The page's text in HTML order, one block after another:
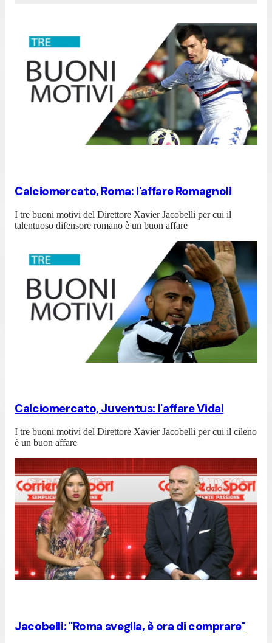
Calciomercato, Roma: l'affare Romagnoli
I tre buoni motivi del Direttore Xavier Jacobelli per cui il
talentuoso difensore romano è un buon affare
Calciomercato, Juventus: l'affare Vidal
I tre buoni motivi del Direttore Xavier Jacobelli per cui il cileno
è un buon affare
Jacobelli: "Roma sveglia, è ora di comprare"